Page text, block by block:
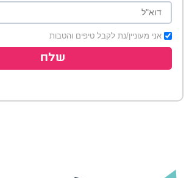
אני מעוניין/נת לקבל טיפים והטבות
שלח